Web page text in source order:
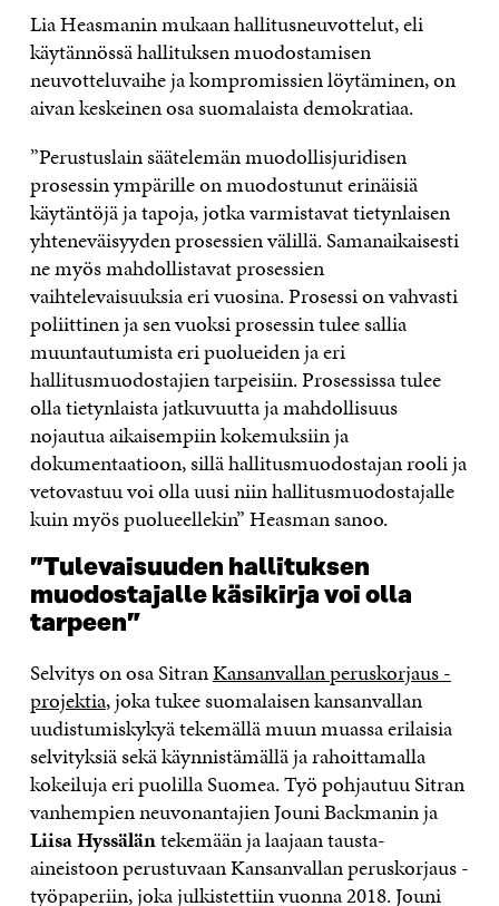
Lia Heasmanin mukaan hallitusneuvottelut, eli
käytännössä hallituksen muodostamisen
neuvotteluvaihe ja kompromissien löytäminen, on
aivan keskeinen osa suomalaista demokratiaa.
”Perustuslain säätelemän muodollisjuridisen
prosessin ympärille on muodostunut erinäisiä
käytäntöjä ja tapoja, jotka varmistavat tietynlaisen
yhteneväisyyden prosessien välillä. Samanaikaisesti
ne myös mahdollistavat prosessien
vaihtelevaisuuksia eri vuosina. Prosessi on vahvasti
poliittinen ja sen vuoksi prosessin tulee sallia
muuntautumista eri puolueiden ja eri
hallitusmuodostajien tarpeisiin. Prosessissa tulee
olla tietynlaista jatkuvuutta ja mahdollisuus
nojautua aikaisempiin kokemuksiin ja
dokumentaatioon, sillä hallitusmuodostajan rooli ja
vetovastuu voi olla uusi niin hallitusmuodostajalle
kuin myös puolueellekin” Heasman sanoo.
”Tulevaisuuden hallituksen
muodostajalle käsikirja voi olla
tarpeen”
Selvitys on osa SitranKansanvallan peruskorjaus -
projektia, joka tukee suomalaisen kansanvallan
uudistumiskykyä tekemällä muun muassa erilaisia
selvityksiä sekä käynnistämällä ja rahoittamalla
kokeiluja eri puolilla Suomea. Työ pohjautuu Sitran
vanhempien neuvonantajien Jouni Backmanin ja
Liisa Hyssäläntekemään ja laajaan tausta-
aineistoon perustuvaan Kansanvallan peruskorjaus -
työpaperiin, joka julkistettiin vuonna 2018. Jouni